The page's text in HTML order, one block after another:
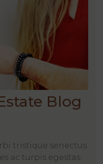
Blog
tristique senectus
ac turpis egestas.